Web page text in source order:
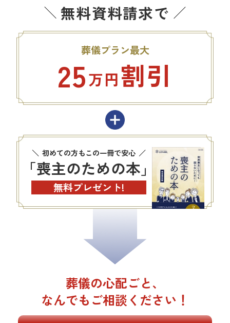
無料資料請求で
葬儀プラン最大
25万円割引
初めての方もこの一冊で安心
「喪主のための本」
無料プレゼント!
葬儀の心配ごと、
なんでもご相談ください！